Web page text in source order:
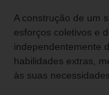
A construção de um
esforços coletivos e
independentemente
habilidades extras,
às suas necessidades.